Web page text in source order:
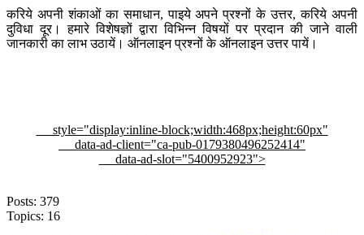
करिये अपनी शंकाओं का समाधान, पाइये अपने प्रश्नों के उत्तर, करिये अपनी
दुविधा दूर। हमारे विशेषज्ञों द्वारा विभिन्न विषयों पर प्रदान की जाने वाली
जानकारी का लाभ उठायें। ऑनलाइन प्रश्नों के ऑनलाइन उत्तर पायें।
style="display:inline-block;width:468px;height:60px"
data-ad-client="ca-pub-0179380496252414"
data-ad-slot="5400952923">
Posts: 379
Topics: 16